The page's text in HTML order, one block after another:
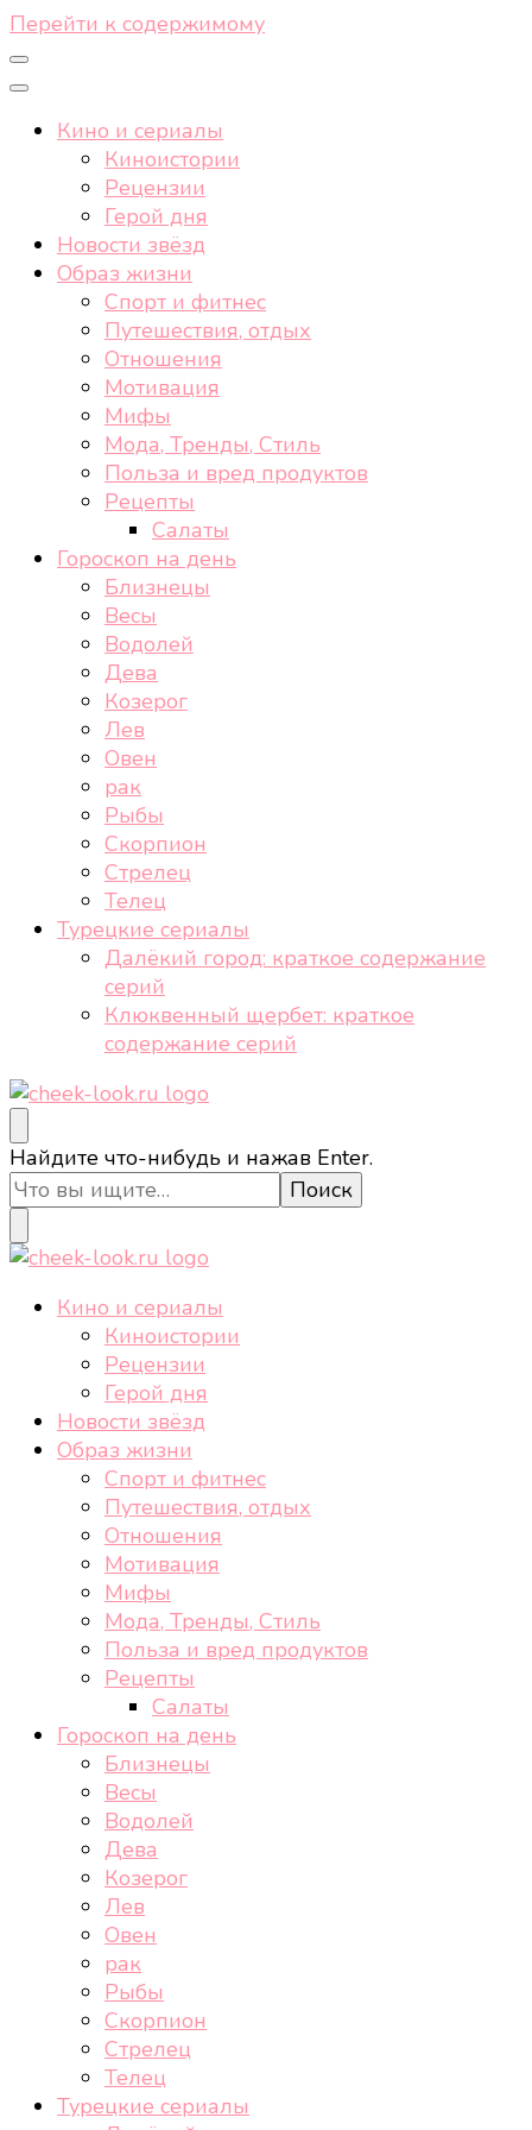
Перейти к содержимому
Кино и сериалы
Киноистории
Рецензии
Герой дня
Новости звёзд
Образ жизни
Спорт и фитнес
Путешествия, отдых
Отношения
Мотивация
Мифы
Мода, Тренды, Стиль
Польза и вред продуктов
Рецепты
Салаты
Гороскоп на день
Близнецы
Весы
Водолей
Дева
Козерог
Лев
Овен
рак
Рыбы
Скорпион
Стрелец
Телец
Турецкие сериалы
Далёкий город: краткое содержание
серий
Клюквенный щербет: краткое
содержание серий
cheek-look.ru
Женский сайт о звездах и кино, а также трендах,
здоровом образе жизни, спорте, стиле, отдыхе и
еде.
Ищите
что-
то?
Найдите что-нибудь и нажав Enter.
cheek-look.ru
Женский сайт о звездах и кино, а также трендах,
здоровом образе жизни, спорте, стиле, отдыхе и
Кино и сериалы
Киноистории
Рецензии
Герой дня
Новости звёзд
Образ жизни
Спорт и фитнес
Путешествия, отдых
Отношения
Мотивация
Мифы
Мода, Тренды, Стиль
Польза и вред продуктов
Рецепты
Салаты
Гороскоп на день
Близнецы
Весы
Водолей
Дева
Козерог
Лев
Овен
рак
Рыбы
Скорпион
Стрелец
Телец
Турецкие сериалы